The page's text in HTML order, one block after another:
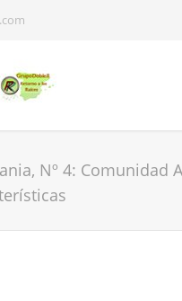
Nº 4: Comunidad